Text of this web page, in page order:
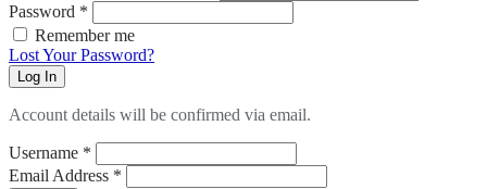
Password *
Remember me
Lost Your Password?
Log In
Account details will be confirmed via email.
Username *
Email Address *